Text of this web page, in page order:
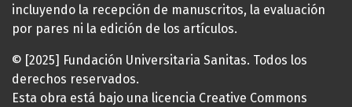
incluyendo la recepción de manuscritos, la evaluación
por pares ni la edición de los artículos.
© [2025] Fundación Universitaria Sanitas. Todos los
derechos reservados.
Esta obra está bajo una licencia Creative Commons